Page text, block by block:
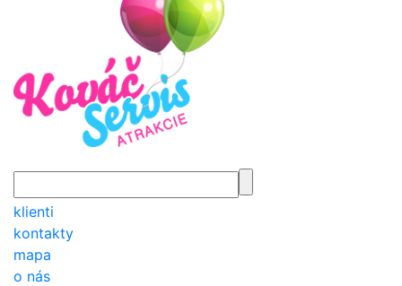
klienti
kontakty
mapa
o nás